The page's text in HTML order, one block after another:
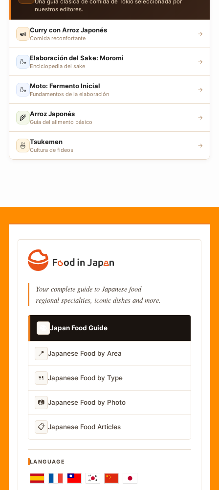
nuestros editores.
🍛 Curry con Arroz Japonés
Comida reconfortante
→
🍶 Elaboración del Sake: Moromi
Enciclopedia del sake
→
🍶 Moto: Fermento Inicial
Fundamentos de la elaboración
→
🌾 Arroz Japonés
Guía del alimento básico
→
🍜 Tsukemen
Cultura de fideos
→
Your complete guide to Japanese food
regional specialties, iconic dishes and more.
Japan Food Guide
📍 Japanese Food by Area
🍴 Japanese Food by Type
📷 Japanese Food by Photo
📋 Japanese Food Articles
LANGUAGE